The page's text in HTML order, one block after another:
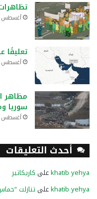
أغسطس 7, 2026
أغسطس 7, 2026
مظاهر
سوريا
أغسطس 7, 2026
أحدث التعليقات
khatib yehyaعلى كاريكاتير
khatib yehyaعلى تنازلت